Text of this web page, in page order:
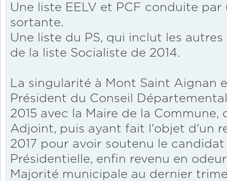
Une liste EELV et PCF conduite
sortante.
Une liste du PS, qui inclut les
de la liste Socialiste de 2014.
La singularité à Mont Saint Aignan
Président du Conseil
2015 avec la Maire de la
Adjoint, puis ayant fait l'objet d'un
2017 pour avoir soutenu le
Présidentielle, enfin revenu en
Majorité municipale au dernier